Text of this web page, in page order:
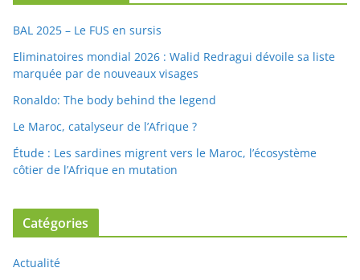
BAL 2025 – Le FUS en sursis
Eliminatoires mondial 2026 : Walid Redragui dévoile sa liste
marquée par de nouveaux visages
Ronaldo: The body behind the legend
Le Maroc, catalyseur de l’Afrique ?
Étude : Les sardines migrent vers le Maroc, l’écosystème
côtier de l’Afrique en mutation
Catégories
Actualité